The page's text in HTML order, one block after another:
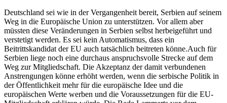
Deutschland sei wie in der Vergangenheit bereit, Serbien auf seinem
Weg in die Europäische Union zu unterstützen. Vor allem aber
müssten diese Veränderungen in Serbien selbst herbeigeführt und
verstetigt werden. Es sei kein Automatismus, dass ein
Beitrittskandidat der EU auch tatsächlich beitreten könne.Auch für
Serbien liege noch eine durchaus anspruchsvolle Strecke auf dem
Weg zur Mitgliedschaft. Die Akzeptanz der damit verbundenen
Anstrengungen könne erhöht werden, wenn die serbische Politik in
der Öffentlichkeit mehr für die europäische Idee und die
europäischen Werte werben und die Voraussetzungen für die EU-